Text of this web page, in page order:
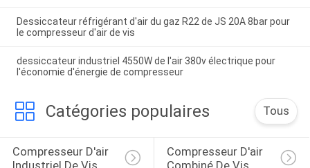
Dessiccateur réfrigérant d'air du gaz R22 de JS 20A 8bar pour
le compresseur d'air de vis
dessiccateur industriel 4550W de l'air 380v électrique pour
l'économie d'énergie de compresseur
Catégories populaires Tous
Compresseur D'air
Compresseur D'air